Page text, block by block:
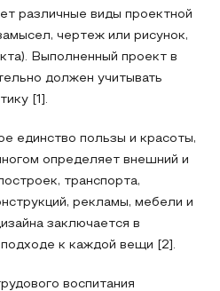
различные виды проектной
чертеж или рисунок,
Выполненный проект в
должен учитывать
[1].
единство пользы и красоты,
определяет внешний и
транспорта,
рекламы, мебели и
заключается в
к каждой вещи [2].
воспитания